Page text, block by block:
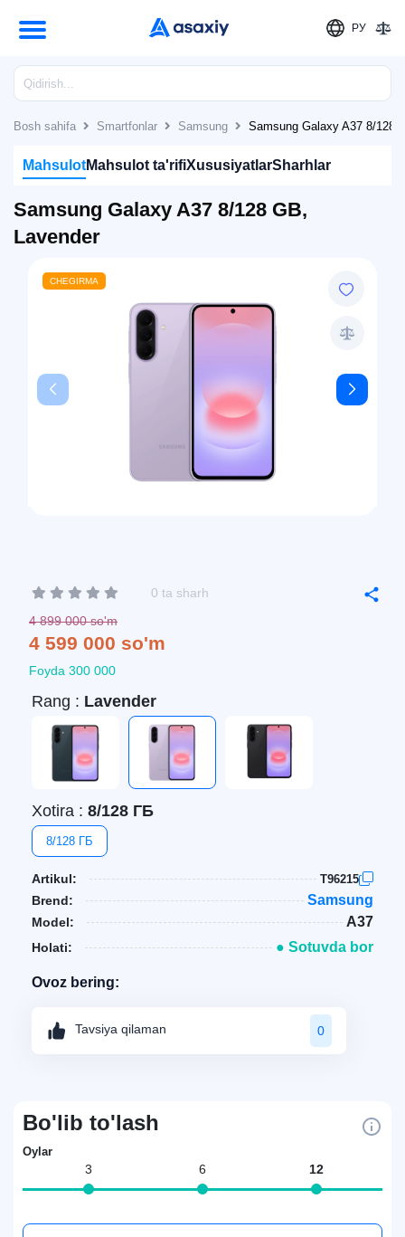
РУ
Bosh sahifa Smartfonlar Samsung Samsung Galaxy A37 8/128
MahsulotMahsulot ta'rifiXususiyatlarSharhlar
Samsung Galaxy A37 8/128 GB,
Lavender
CHEGIRMA
0 ta sharh
4 899 000 so'm
4 599 000 so'm
Foyda 300 000
Rang : Lavender
Xotira : 8/128 ГБ
8/128 ГБ
Artikul: T96215
Brend: Samsung
Model: A37
Holati: ● Sotuvda bor
Ovoz bering:
Tavsiya qilaman 0
Bo'lib to'lash
Oylar
3 6 12